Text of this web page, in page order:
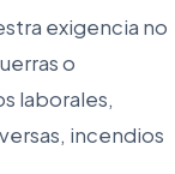
exigencia no
o
laborales,
incendios